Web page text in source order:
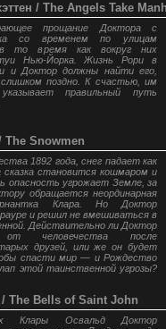
/ The Angels Take
прощание Доктора с
со временем по улицам
то время как вокруг них
Нью-Йорка. Жизнь Рори в
и Доктор должны найти его,
поздно. К счастью, им
правильный путь
The Snowmen
1892 года, снег падает как
сказка становится кошмаром и
опасность угрожает Земле, за
обращается неординарная
Клара. Но Доктор
и решил не вмешиваться в
Действительно ли Доктор
от человечества после
друзей, или же он будет
спасти мир — и Рождество
этой таинственной угрозы?
The Bells of Saint John
Клары Освальд Доктор